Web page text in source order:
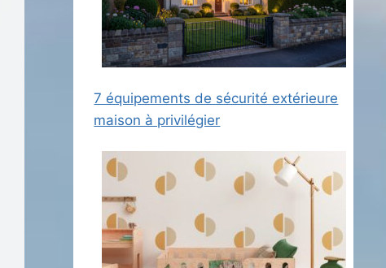
7 équipements de sécurité extérieure
maison à privilégier